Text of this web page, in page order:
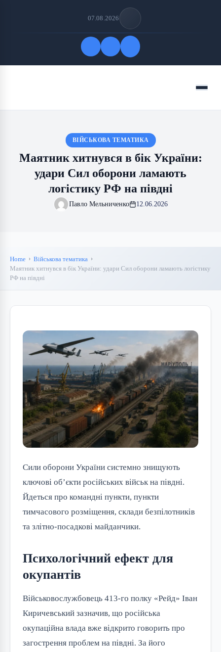
07.08.2026
Menu
ВІЙСЬКОВА ТЕМАТИКА
Маятник хитнувся в бік України:
удари Сил оборони ламають
логістику РФ на півдні
Павло Мельниченко 12.06.2026
Home
Військова тематика
Маятник хитнувся в бік України: удари Сил оборони ламають логістику
РФ на півдні
Сили оборони України системно знищують
ключові об’єкти російських військ на півдні.
Йдеться про командні пункти, пункти
тимчасового розміщення, склади безпілотників
та злітно-посадкові майданчики.
Психологічний ефект для
окупантів
Військовослужбовець 413-го полку «Рейд» Іван
Киричевський зазначив, що російська
окупаційна влада вже відкрито говорить про
загострення проблем на півдні. За його